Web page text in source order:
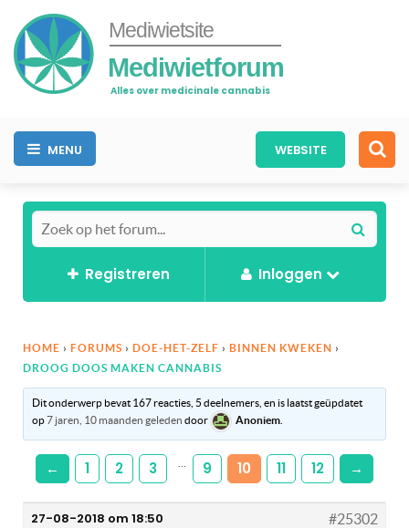
Mediwietsite
Mediwietforum
Alles over medicinale cannabis
MENU WEBSITE
Registreren Inloggen
HOME › FORUMS › DOE-HET-ZELF › BINNEN KWEKEN ›
DROOG DOOS MAKEN CANNABIS
Dit onderwerp bevat 167 reacties, 5 deelnemers, en is laatst geüpdatet
op7 jaren, 10 maanden geleden door Anoniem
← 1 2 3 9 10 11 12 →
27-08-2018 om 18:50 #25302